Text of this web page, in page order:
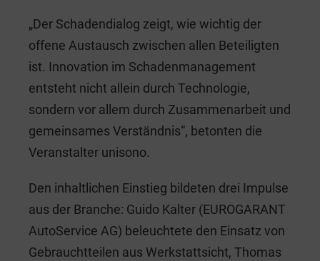
„Der Schadendialog zeigt, wie wichtig der
offene Austausch zwischen allen Beteiligten
ist. Innovation im Schadenmanagement
entsteht nicht allein durch Technologie,
sondern vor allem durch Zusammenarbeit und
gemeinsames Verständnis“, betonten die
Veranstalter unisono.
Den inhaltlichen Einstieg bildeten drei Impulse
aus der Branche: Guido Kalter (EUROGARANT
AutoService AG) beleuchtete den Einsatz von
Gebrauchtteilen aus Werkstattsicht, Thomas